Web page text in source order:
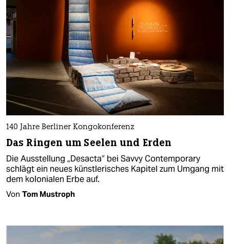
140 Jahre Berliner Kongokonferenz
Das Ringen um Seelen und Erden
Die Ausstellung „Desacta“ bei Savvy Contemporary
schlägt ein neues künstlerisches Kapitel zum Umgang mit
dem kolonialen Erbe auf.
Von Tom Mustroph